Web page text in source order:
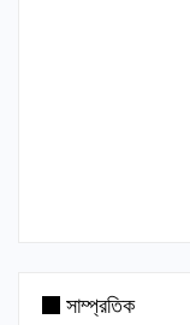
সাম্প্রতিক